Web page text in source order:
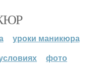
уроки маникюра
фото